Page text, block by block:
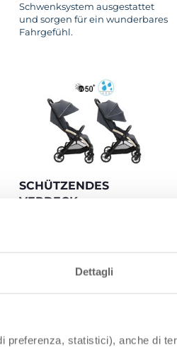
Dettagli
preferenza, statistici), anche di
Schwenksystem ausgestattet
und sorgen für ein wunderbares
Fahrgefühl.
SCHÜTZENDES
VERDECK
Beschichtung. Ein Netzfenster